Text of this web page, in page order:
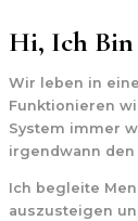
Hi, Ich
Wir leben in
Funktionieren
System immer
irgendwann
Ich begleite
auszusteigen